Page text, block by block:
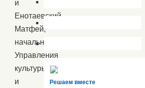
и
Енотаевский
Матфей,
начальник
Управления
культуры
и
Решаем вместе